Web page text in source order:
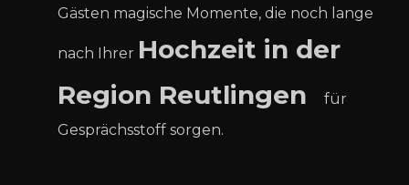
Gästen magische Momente, die noch lange
nach Ihrer Hochzeit in der
Region Reutlingen
für
Gesprächsstoff sorgen.